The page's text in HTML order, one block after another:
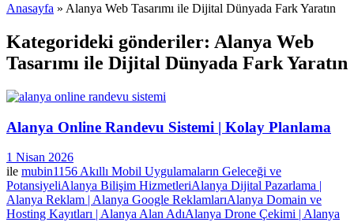
Anasayfa » Alanya Web Tasarımı ile Dijital Dünyada Fark Yaratın
Kategorideki gönderiler: Alanya Web
Tasarımı ile Dijital Dünyada Fark Yaratın
Alanya Online Randevu Sistemi | Kolay Planlama
1 Nisan 2026
ile mubin1156 Akıllı Mobil Uygulamaların Geleceği ve
PotansiyeliAlanya Bilişim HizmetleriAlanya Dijital Pazarlama |
Alanya Reklam | Alanya Google ReklamlarıAlanya Domain ve
Hosting Kayıtları | Alanya Alan AdıAlanya Drone Çekimi | Alanya